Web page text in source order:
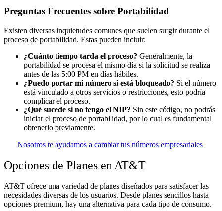
Preguntas Frecuentes sobre Portabilidad
Existen diversas inquietudes comunes que suelen surgir durante el
proceso de portabilidad. Estas pueden incluir:
¿Cuánto tiempo tarda el proceso? Generalmente, la
portabilidad se procesa el mismo día si la solicitud se realiza
antes de las 5:00 PM en días hábiles.
¿Puedo portar mi número si está bloqueado? Si el número
está vinculado a otros servicios o restricciones, esto podría
complicar el proceso.
¿Qué sucede si no tengo el NIP? Sin este código, no podrás
iniciar el proceso de portabilidad, por lo cual es fundamental
obtenerlo previamente.
Nosotros te ayudamos a cambiar tus números empresariales
Opciones de Planes en AT&T
AT&T ofrece una variedad de planes diseñados para satisfacer las
necesidades diversas de los usuarios. Desde planes sencillos hasta
opciones premium, hay una alternativa para cada tipo de consumo.